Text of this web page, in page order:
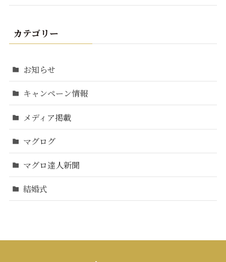
カテゴリー
お知らせ
キャンペーン情報
メディア掲載
マグログ
マグロ達人新聞
結婚式